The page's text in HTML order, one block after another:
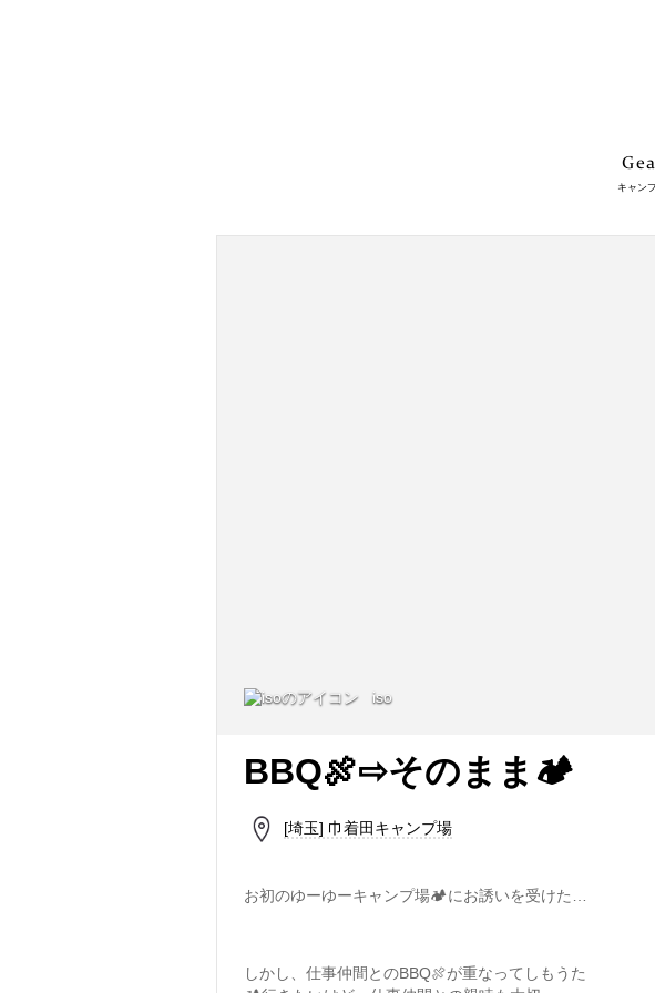
キャン
iso
BBQ🍖⇨そのまま🏕
[埼玉] 巾着田キャンプ場
お初のゆーゆーキャンプ場🏕にお誘いを受けた…
しかし、仕事仲間とのBBQ🍖が重なってしもうた